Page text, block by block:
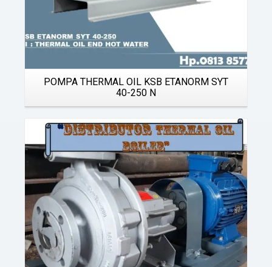
POMPA THERMAL OIL KSB ETANORM SYT
40-250 N
Details